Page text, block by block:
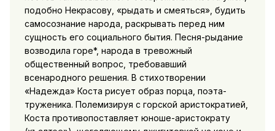
подобно Некрасову, «рыдать и смеяться», будить
самосознание народа, раскрывать перед ним
сущность его социального бытия. Песня-рыдание
возводила горе*, народа в тревожный
общественный вопрос, требовавший
всенародного решения. В стихотворении
«Надежда» Коста рисует образ порца, поэта-
труженика. Полемизируя с горской аристократией,
Коста противопоставляет юноше-аристократу